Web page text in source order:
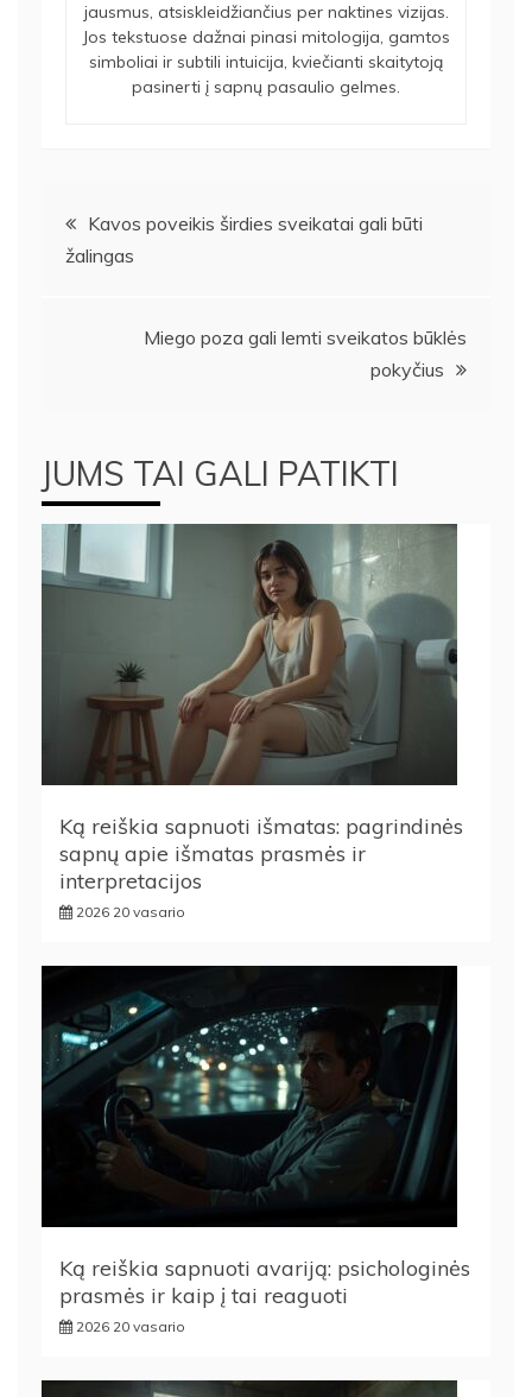
jausmus, atsiskleidžiančius per naktines vizijas.
Jos tekstuose dažnai pinasi mitologija, gamtos
simboliai ir subtili intuicija, kviečianti skaitytoją
pasinerti į sapnų pasaulio gelmes.
Navigacija
tarp
Kavos poveikis širdies sveikatai gali būti
žalingas
Miego poza gali lemti sveikatos būklės
pokyčius
JUMS TAI GALI PATIKTI
Ką reiškia sapnuoti išmatas: pagrindinės
sapnų apie išmatas prasmės ir
interpretacijos
2026 20 vasario
Ką reiškia sapnuoti avariją: psichologinės
prasmės ir kaip į tai reaguoti
2026 20 vasario